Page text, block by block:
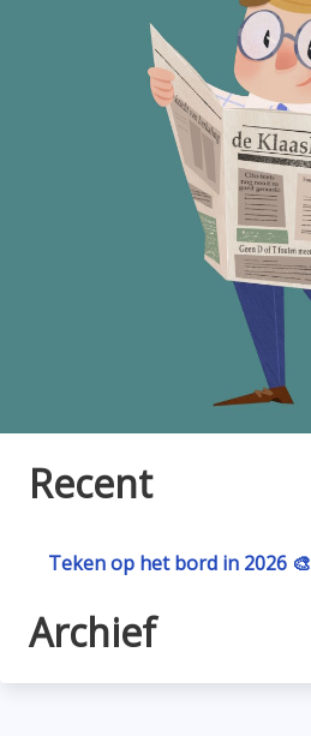
Recent
Teken op het bord in 2026 🎨
Archief